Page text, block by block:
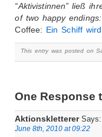
“Aktivistinnen” ließ
of two happy
Coffee: Ein Schiff
This entry was posted on
One Response
AktionsklettererSays:
June 8th, 2010 at 09:22